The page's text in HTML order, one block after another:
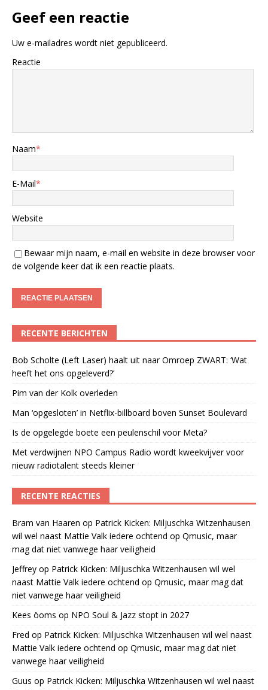
Geef een reactie
Uw e-mailadres wordt niet gepubliceerd.
Reactie
Naam*
E-Mail*
Website
Bewaar mijn naam, e-mail en website in deze browser voor
de volgende keer dat ik een reactie plaats.
RECENTE BERICHTEN
Bob Scholte (Left Laser) haalt uit naar Omroep ZWART: ‘Wat
heeft het ons opgeleverd?’
Pim van der Kolk overleden
Man ‘opgesloten’ in Netflix-billboard boven Sunset Boulevard
Is de opgelegde boete een peulenschil voor Meta?
Met verdwijnen NPO Campus Radio wordt kweekvijver voor
nieuw radiotalent steeds kleiner
RECENTE REACTIES
Bram van Haaren op Patrick Kicken: Miljuschka Witzenhausen
wil wel naast Mattie Valk iedere ochtend op Qmusic, maar
mag dat niet vanwege haar veiligheid
Jeffrey op Patrick Kicken: Miljuschka Witzenhausen wil wel
naast Mattie Valk iedere ochtend op Qmusic, maar mag dat
niet vanwege haar veiligheid
Kees öoms op NPO Soul & Jazz stopt in 2027
Fred op Patrick Kicken: Miljuschka Witzenhausen wil wel naast
Mattie Valk iedere ochtend op Qmusic, maar mag dat niet
vanwege haar veiligheid
Guus op Patrick Kicken: Miljuschka Witzenhausen wil wel naast